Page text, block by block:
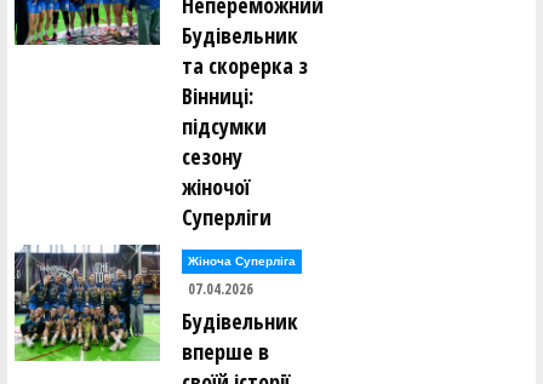
Олександр Раєвський ()
Олександр Раєвський ()
Володимир Расків ()
Данило Рикунов ()
Владислав Рогозін ()
Глєб Рудаков ()
Ганна Руденко ()
Андрій Рудик ()
Андрій Рудик ()
Михайло Рудик ()
Олександр Рульов ()
Будівельник
та скорерка з
Вінниці:
підсумки
сезону
жіночої
Суперліги
Жіноча Суперліга
07.04.2026
Будівельник
вперше в